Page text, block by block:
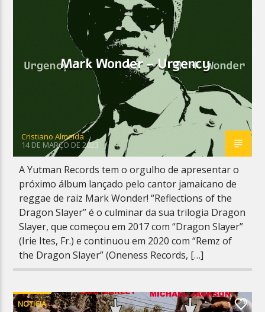
Mark Wonder – Urgency
Cristiano Almeida
14 DE MARÇO DE 2023
A Yutman Records tem o orgulho de apresentar o
próximo álbum lançado pelo cantor jamaicano de
reggae de raiz Mark Wonder! “Reflections of the
Dragon Slayer” é o culminar da sua trilogia Dragon
Slayer, que começou em 2017 com “Dragon Slayer”
(Irie Ites, Fr.) e continuou em 2020 com “Remz of
the Dragon Slayer” (Oneness Records, […]
NOTICIA 1